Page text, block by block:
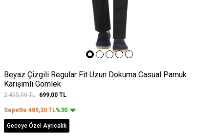
Beyaz Çizgili Regular Fit Uzun Dokuma Casual Pamuk
Karışımlı Gömlek
2.495,00TL 699,00 TL
Sepette 489,30 TL%30
Geceye Özel Ayrıcalık